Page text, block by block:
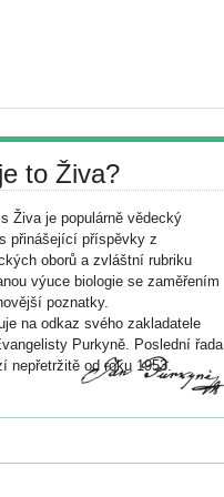
to Živa?
Živa je populárně vědecký
přinášející příspěvky z
oborů a zvláštní rubriku
výuce biologie se zaměřením
poznatky.
na odkaz svého zakladatele
Purkyně. Poslední řada
nepřetržitě od roku 1953.